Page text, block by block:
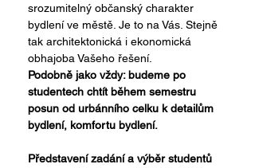
srozumitelný občanský charakter
bydlení ve městě. Je to na Vás. Stejně
tak architektonická i ekonomická
obhajoba Vašeho řešení.
Podobně jako vždy: budeme po
studentech chtít během semestru
posun od urbánního celku k detailům
bydlení, komfortu bydlení.
Představení zadání a výběr studentů